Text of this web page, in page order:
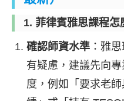
1. 菲律賓雅思課程怎
確認師資水準 ：雅
有疑慮，建議先向
度，例如「要求老